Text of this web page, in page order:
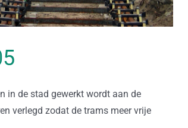
in de stad gewerkt wordt aan de
verlegd zodat de trams meer vrije